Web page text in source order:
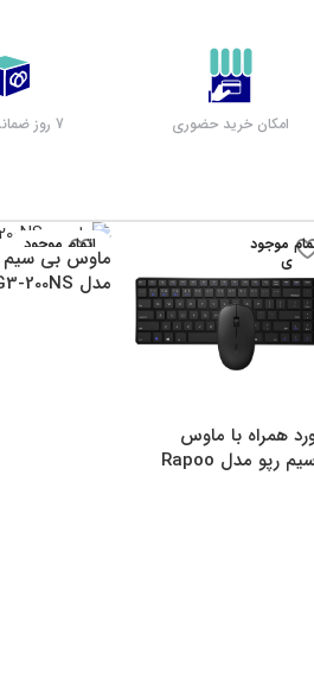
امکان خرید حضوری 7 روز ضمانت بازگشت
موجود
ی
همراه با ماوس
بی‌سیم رپو مدل Rapoo
اتمام موجود
ی
ماوس بی سیم
مدل G3-200NS